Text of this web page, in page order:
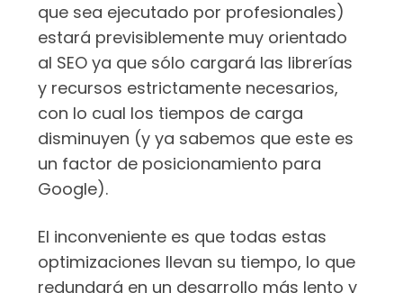
que sea ejecutado por profesionales)
estará previsiblemente muy orientado
al SEO ya que sólo cargará las librerías
y recursos estrictamente necesarios,
con lo cual los tiempos de carga
disminuyen (y ya sabemos que este es
un factor de posicionamiento para
Google).
El inconveniente es que todas estas
optimizaciones llevan su tiempo, lo que
redundará en un desarrollo más lento y